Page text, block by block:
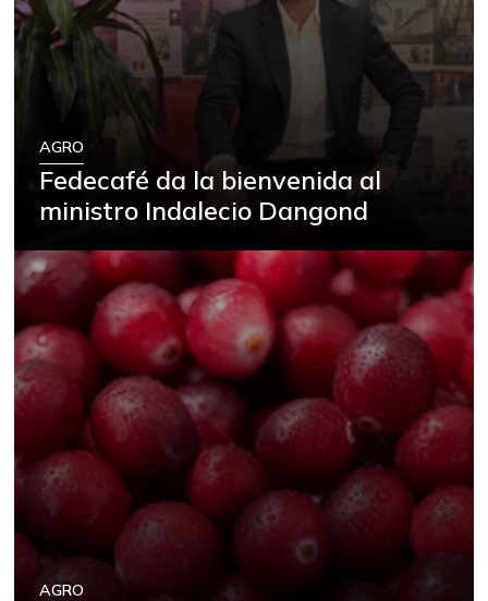
AGRO
Fedecafé da la bienvenida al
ministro Indalecio Dangond
AGRO